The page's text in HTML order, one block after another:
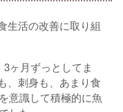
生活の改善に取り組
3ヶ月ずっとしてま
、刺身も、あまり食
意識して積極的に魚